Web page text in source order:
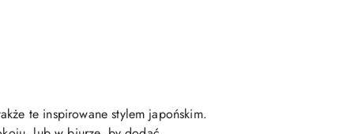
te inspirowane stylem japońskim.